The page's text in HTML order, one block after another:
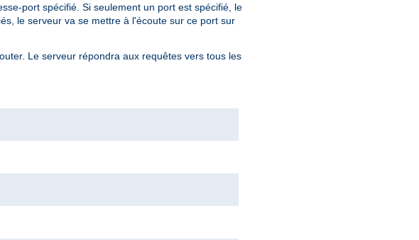
port spécifié. Si seulement un port est spécifié, le
le serveur va se mettre à l'écoute sur ce port sur
Le serveur répondra aux requêtes vers tous les